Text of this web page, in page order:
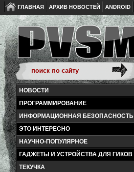
ГЛАВНАЯ АРХИВ НОВОСТЕЙ ANDROID
НОВОСТИ
ПРОГРАММИРОВАНИЕ
ИНФОРМАЦИОННАЯ БЕЗОПАСНОСТЬ
ЭТО ИНТЕРЕСНО
НАУЧНО-ПОПУЛЯРНОЕ
ГАДЖЕТЫ И УСТРОЙСТВА ДЛЯ ГИКОВ
ТЕКУЧКА